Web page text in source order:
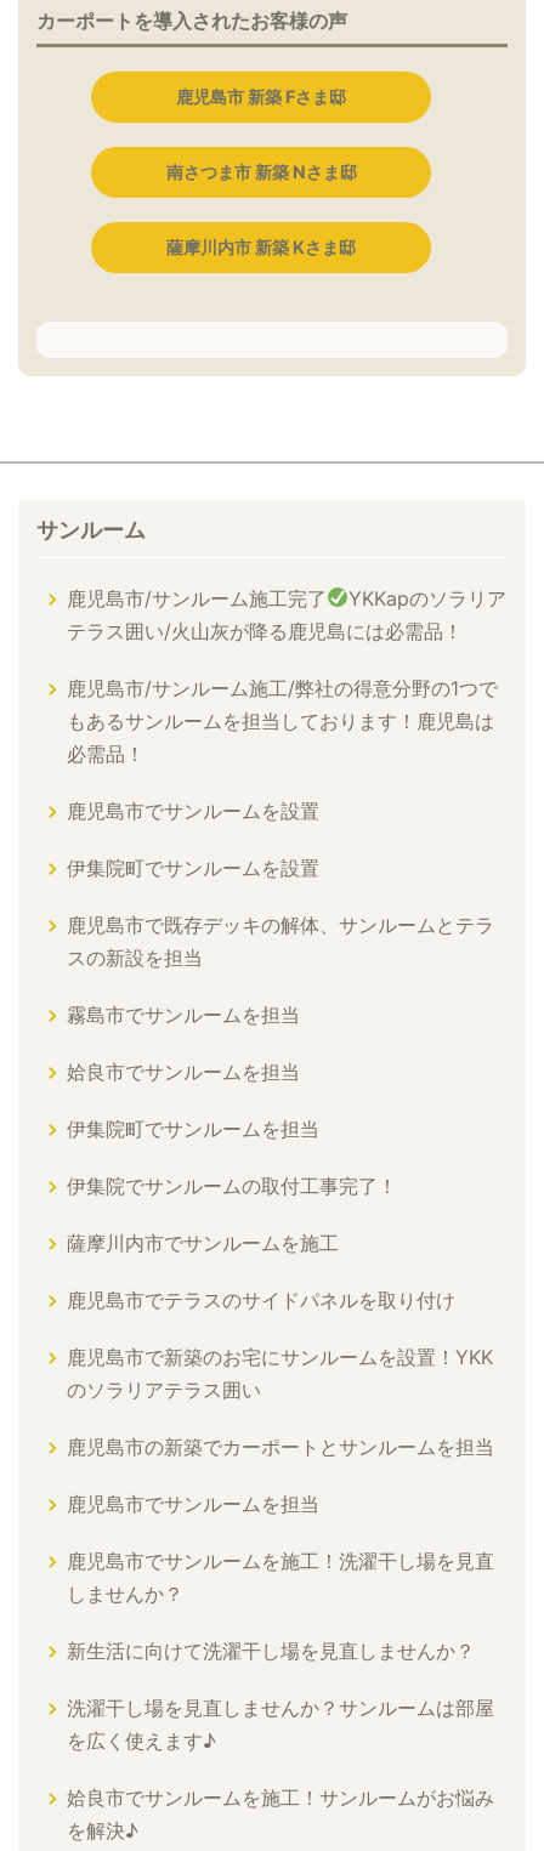
カーポートを導入されたお客様の声
鹿児島市 新築 Fさま邸
南さつま市 新築 Nさま邸
薩摩川内市 新築 Kさま邸
サンルーム
鹿児島市/サンルーム施工完了
YKKapのソラリア
テラス囲い/火山灰が降る鹿児島には必需品！
鹿児島市/サンルーム施工/弊社の得意分野の1つで
もあるサンルームを担当しております！鹿児島は
必需品！
鹿児島市でサンルームを設置
伊集院町でサンルームを設置
鹿児島市で既存デッキの解体、サンルームとテラ
スの新設を担当
霧島市でサンルームを担当
姶良市でサンルームを担当
伊集院町でサンルームを担当
伊集院でサンルームの取付工事完了！
薩摩川内市でサンルームを施工
鹿児島市でテラスのサイドパネルを取り付け
鹿児島市で新築のお宅にサンルームを設置！YKK
のソラリアテラス囲い
鹿児島市の新築でカーポートとサンルームを担当
鹿児島市でサンルームを担当
鹿児島市でサンルームを施工！洗濯干し場を見直
しませんか？
新生活に向けて洗濯干し場を見直しませんか？
洗濯干し場を見直しませんか？サンルームは部屋
を広く使えます♪
姶良市でサンルームを施工！サンルームがお悩み
を解決♪